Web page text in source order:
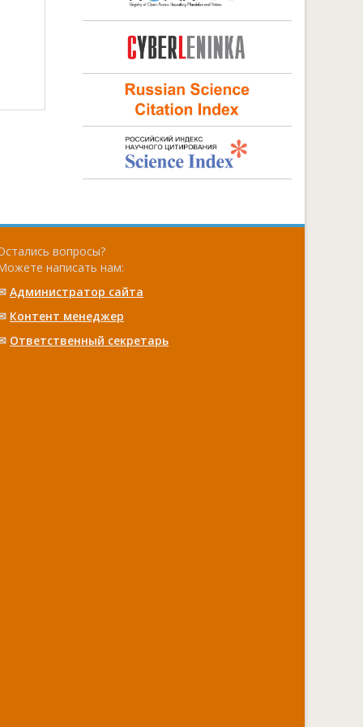
вопросы?
написать нам:
Администратор сайта
Контент менеджер
Ответственный cекретарь